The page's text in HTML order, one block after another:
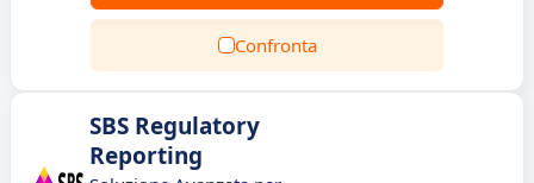
Confronta
SBS Regulatory
Reporting